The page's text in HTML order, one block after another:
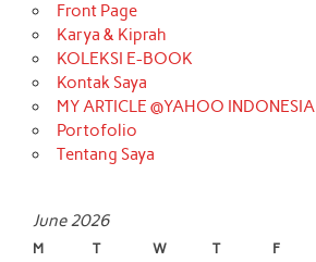
Front Page
Karya & Kiprah
KOLEKSI E-BOOK
Kontak Saya
MY ARTICLE @YAHOO INDONESIA
Portofolio
Tentang Saya
June 2026
M T W T F